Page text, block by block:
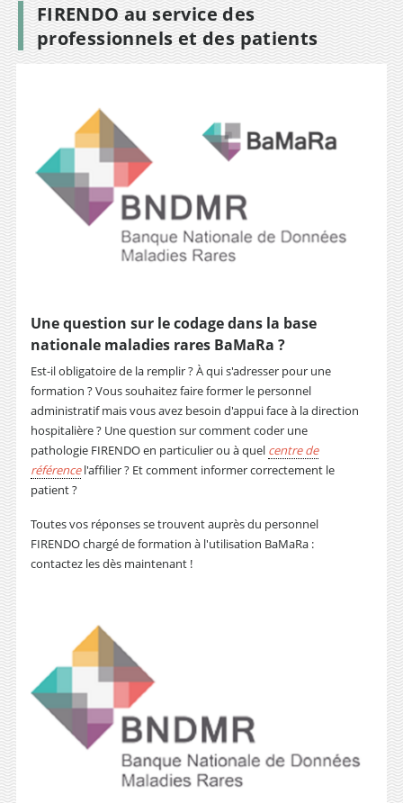
FIRENDO au service des
professionnels et des patients
Une question sur le codage dans la base
nationale maladies rares BaMaRa ?
Est-il obligatoire de la remplir ? À qui s'adresser pour une
formation ? Vous souhaitez faire former le personnel
administratif mais vous avez besoin d'appui face à la direction
hospitalière ? Une question sur comment coder une
pathologie FIRENDO en particulier ou à quel centre de
référencel'affilier ? Et comment informer correctement le
patient ?
Toutes vos réponses se trouvent auprès du personnel
FIRENDO chargé de formation à l'utilisation BaMaRa :
contactez les dès maintenant !